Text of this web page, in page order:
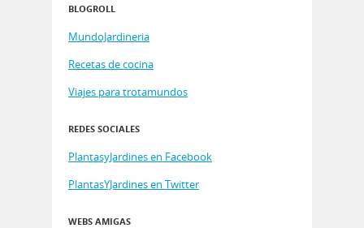
BLOGROLL
MundoJardineria
Recetas de cocina
Viajes para trotamundos
REDES SOCIALES
PlantasyJardines en Facebook
PlantasYJardines en Twitter
WEBS AMIGAS